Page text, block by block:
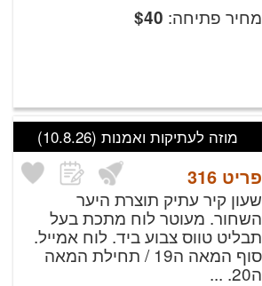
מחיר פתיחה:
$40
מוזה לעתיקות ואמנות (10.8.26)
פריט 316
שעון קיר עתיק תוצרת היער
השחור. מעוטר לוח מתכת בעל
תבליט טווס צבוע ביד. לוח אמייל.
סוף המאה ה19 / תחילת המאה
ה20. ...